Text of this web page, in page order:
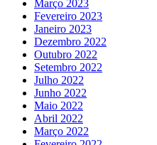
Março 2023
Fevereiro 2023
Janeiro 2023
Dezembro 2022
Outubro 2022
Setembro 2022
Julho 2022
Junho 2022
Maio 2022
Abril 2022
Março 2022